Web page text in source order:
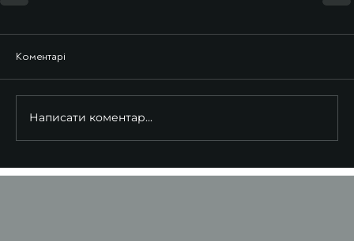
Коментарі
Написати коментар...